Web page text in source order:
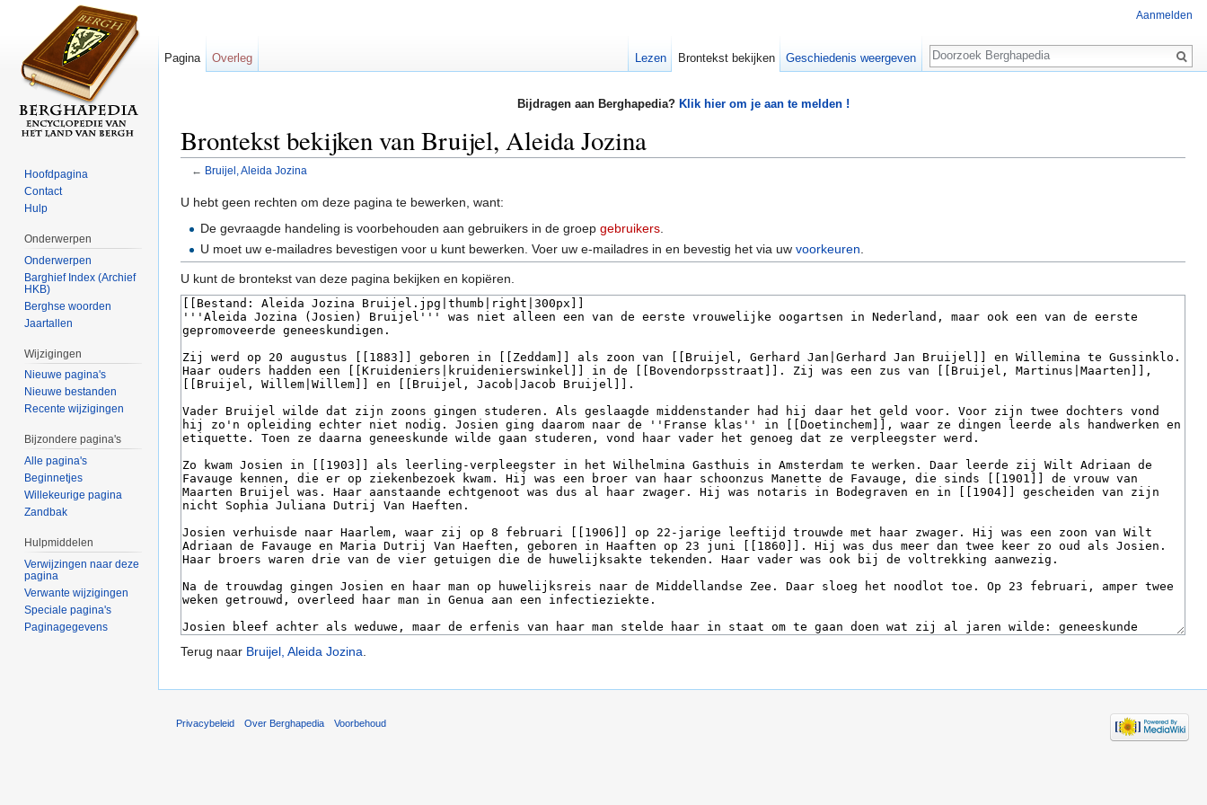
Bijdragen aan Berghapedia? Klik hier om je aan te melden !
Brontekst bekijken van Bruijel, Aleida Jozina
← Bruijel, Aleida Jozina
U hebt geen rechten om deze pagina te bewerken, want:
De gevraagde handeling is voorbehouden aan gebruikers in de groepgebruikers
U moet uw e-mailadres bevestigen voor u kunt bewerken. Voer uw e-mailadres in en bevestig het via uwvoorkeuren
U kunt de brontekst van deze pagina bekijken en kopiëren.
Terug naar Bruijel, Aleida Jozina.
Aanmelden
Pagina Overleg Lezen Brontekst bekijken Geschiedenis weergeven
Zoeken
Hoofdpagina
Contact
Hulp
Onderwerpen
Onderwerpen
Barghief Index (Archief
HKB)
Berghse woorden
Jaartallen
Wijzigingen
Nieuwe pagina's
Nieuwe bestanden
Recente wijzigingen
Bijzondere pagina's
Alle pagina's
Beginnetjes
Willekeurige pagina
Zandbak
Hulpmiddelen
Verwijzingen naar deze
pagina
Verwante wijzigingen
Speciale pagina's
Paginagegevens
Privacybeleid Over Berghapedia Voorbehoud